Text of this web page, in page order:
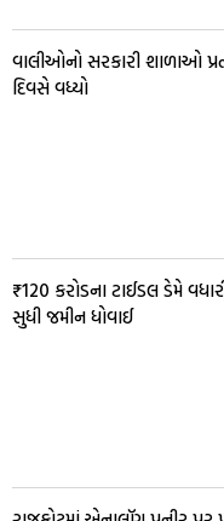
વાલીઓનો સરકારી શાળાઓ
દિવસે વધ્યો
₹120 કરોડના ટાઈડલ ડેમે
સુધી જમીન ધોવાઈ